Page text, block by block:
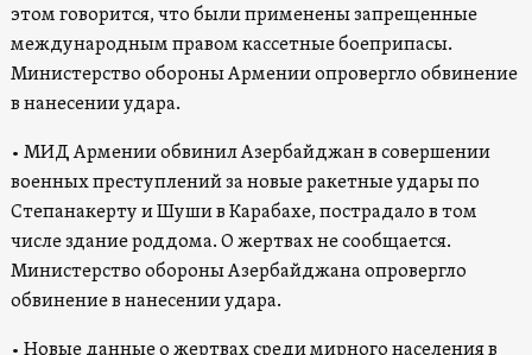
этом говорится, что были применены запрещенные
международным правом кассетные боеприпасы.
Министерство обороны Армении опровергло обвинение
в нанесении удара.
• МИД Армении обвинил Азербайджан в совершении
военных преступлений за новые ракетные удары по
Степанакерту и Шуши в Карабахе, пострадало в том
числе здание роддома. О жертвах не сообщается.
Министерство обороны Азербайджана опровергло
обвинение в нанесении удара.